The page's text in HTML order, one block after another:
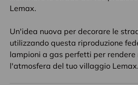
Lemax.
Un'idea nuova per decorare le
utilizzando questa riproduzione
lampioni a gas perfetti per rendere
l'atmosfera del tuo villaggio Lemax.